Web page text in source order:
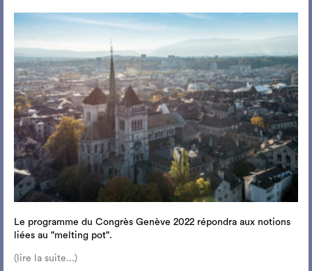
Le programme du Congrès Genève 2022 répondra aux notions
liées au "melting pot".
(lire la suite...)